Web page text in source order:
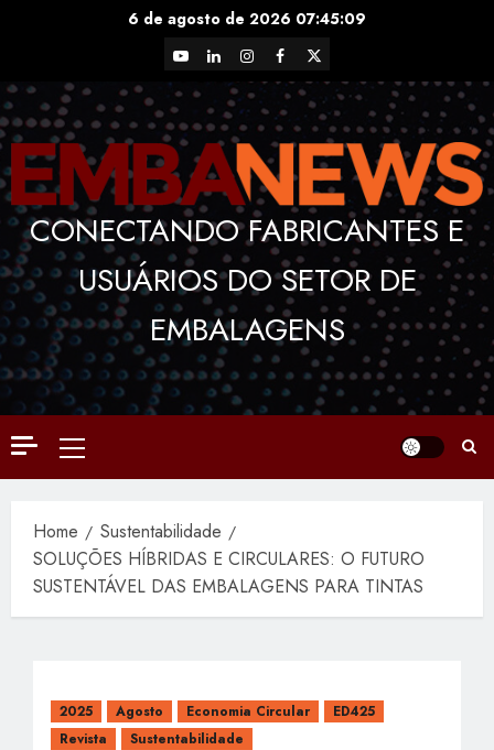
6 de agosto de 202607:45:10
YouTubeLinkedInInstagram
Facebook
X
CONECTANDO FABRICANTES E
USUÁRIOS DO SETOR DE
EMBALAGENS
Primary
Menu
Home
Sustentabilidade
SOLUÇÕES HÍBRIDAS E CIRCULARES: O FUTURO
SUSTENTÁVEL DAS EMBALAGENS PARA TINTAS
2025 Agosto Economia Circular
ED425
Revista
Sustentabilidade